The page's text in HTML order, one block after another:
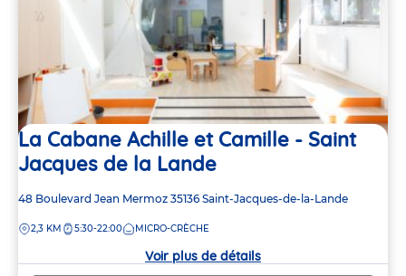
La Cabane Achille et Camille - Saint
Jacques de la Lande
Adresse
la
48 Boulevard Jean Mermoz 35136 Saint-Jacques-de-la-Lande
DISTANCE
2,3 KM 5:30-22:00 MICRO-CRÈCHE
Voir plus de détails